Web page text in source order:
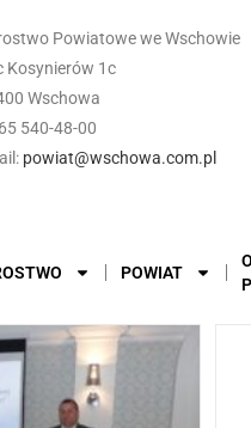
Powiatowe we Wschowie
Kosynierów 1c
Wschowa
540-48-00
powiat@wschowa.com.pl
POWIAT